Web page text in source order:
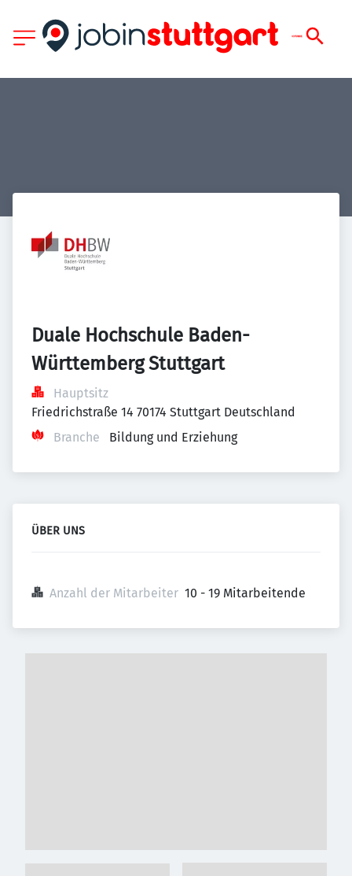
Duale Hochschule Baden-
Württemberg Stuttgart
Hauptsitz
Friedrichstraße 14 70174 Stuttgart Deutschland
Branche
Bildung und Erziehung
ÜBER UNS
Anzahl der Mitarbeiter 10 - 19 Mitarbeitende